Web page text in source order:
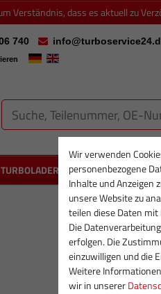
Verständnis, dass es aktuell zu
740
TURBOLADER NEU
Wir verwenden
personenbezogene
Inhalte und Anzeigen
unsere Website zu
teilen diese Daten
Die
erfolgen. Die
einzuwilligen und die
Weitere
wir in unserer